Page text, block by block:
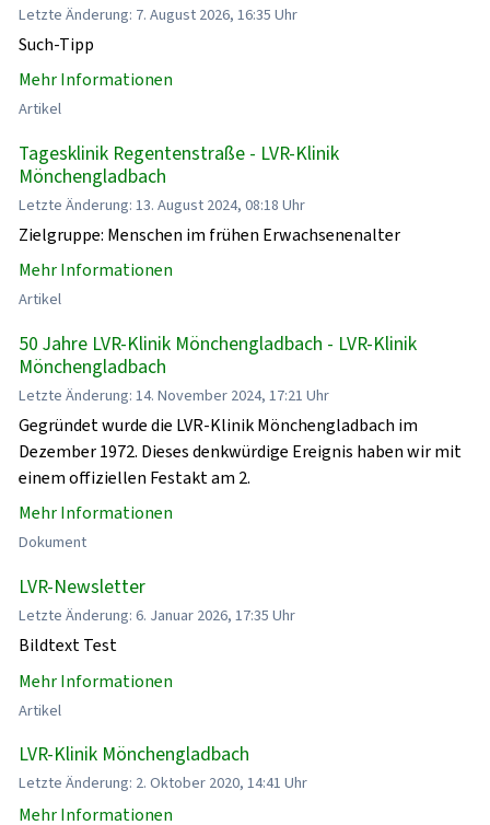
Letzte Änderung: 7. August 2026, 16:35 Uhr
Such-Tipp
Mehr Informationen
Artikel
Tagesklinik Regentenstraße - LVR-Klinik
Mönchengladbach
Letzte Änderung: 13. August 2024, 08:18 Uhr
Zielgruppe: Menschen im frühen Erwachsenenalter
Mehr Informationen
Artikel
50 Jahre LVR-Klinik Mönchengladbach - LVR-Klinik
Mönchengladbach
Letzte Änderung: 14. November 2024, 17:21 Uhr
Gegründet wurde die LVR-Klinik Mönchengladbach im
Dezember 1972. Dieses denkwürdige Ereignis haben wir mit
einem offiziellen Festakt am 2.
Mehr Informationen
Dokument
LVR-Newsletter
Letzte Änderung: 6. Januar 2026, 17:35 Uhr
Bildtext Test
Mehr Informationen
Artikel
LVR-Klinik Mönchengladbach
Letzte Änderung: 2. Oktober 2020, 14:41 Uhr
Mehr Informationen